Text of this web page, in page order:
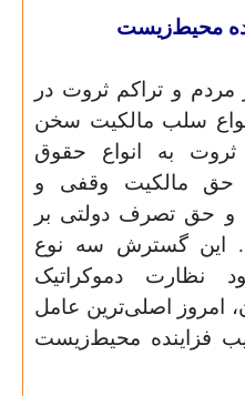
محیط‌زیست
و تراکم ثروت در
سلب مالکیت سخن
ثروت به انواع حقوق
حق مالکیت وقفی و
حق تصرف دولتی بر
این گسترش سه نوع
نظارت دموکراتیک
امروز اصلی‌ترین عامل
فزاینده محیط‌زیست